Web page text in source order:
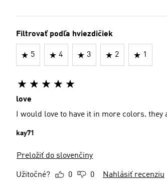
Filtrovať podľa hviezdičiek
5 4 3 2 1
love
I would love to have it in more colors. they
kay71
Preložiť do slovenčiny
Užitočné? 0 0 Nahlásiť recenziu